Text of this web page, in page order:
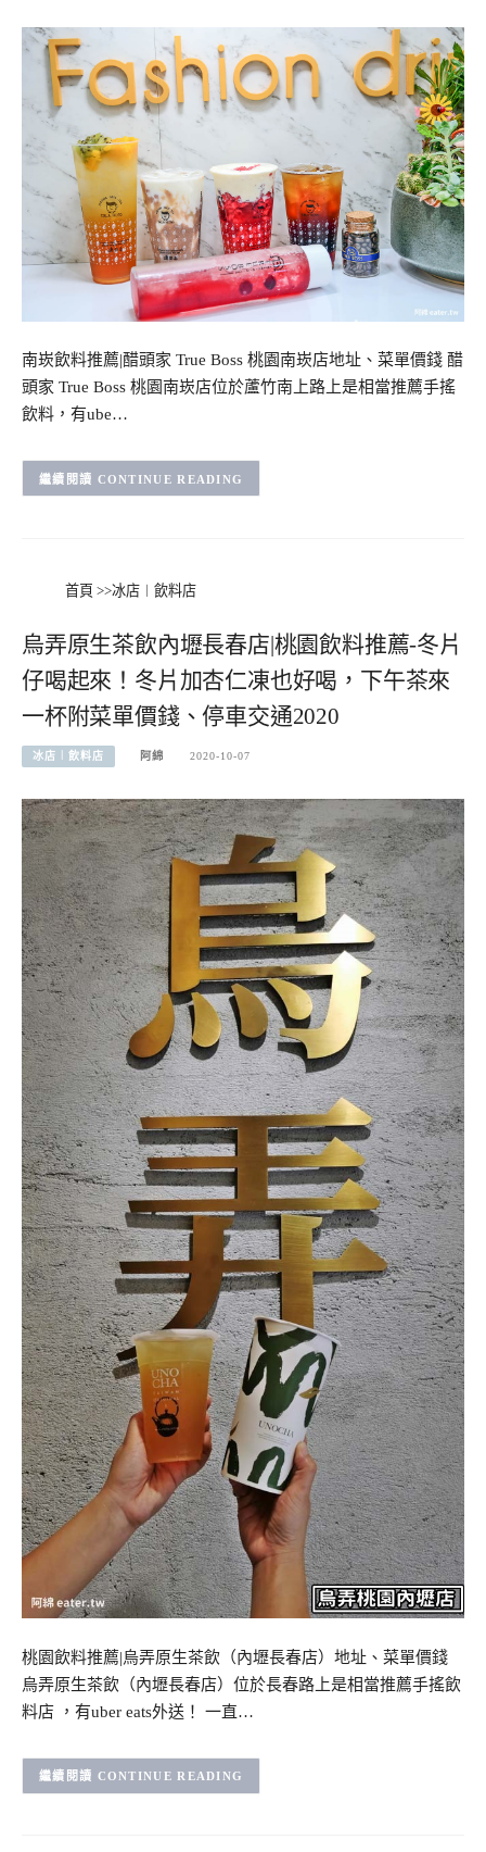
南崁飲料推薦|醋頭家 True Boss 桃園南崁店地址、菜單價錢 醋
頭家 True Boss 桃園南崁店位於蘆竹南上路上是相當推薦手搖
飲料，有ube…
CONTINUE READING
首頁 >>冰店︱飲料店
烏弄原生茶飲內壢長春店|桃園飲料推薦-冬片
仔喝起來！冬片加杏仁凍也好喝，下午茶來
一杯附菜單價錢、停車交通2020
冰店︱飲料店 阿綿 2020-10-07
桃園飲料推薦|烏弄原生茶飲（內壢長春店）地址、菜單價錢
烏弄原生茶飲（內壢長春店）位於長春路上是相當推薦手搖飲
料店 ，有uber eats外送！ 一直…
CONTINUE READING